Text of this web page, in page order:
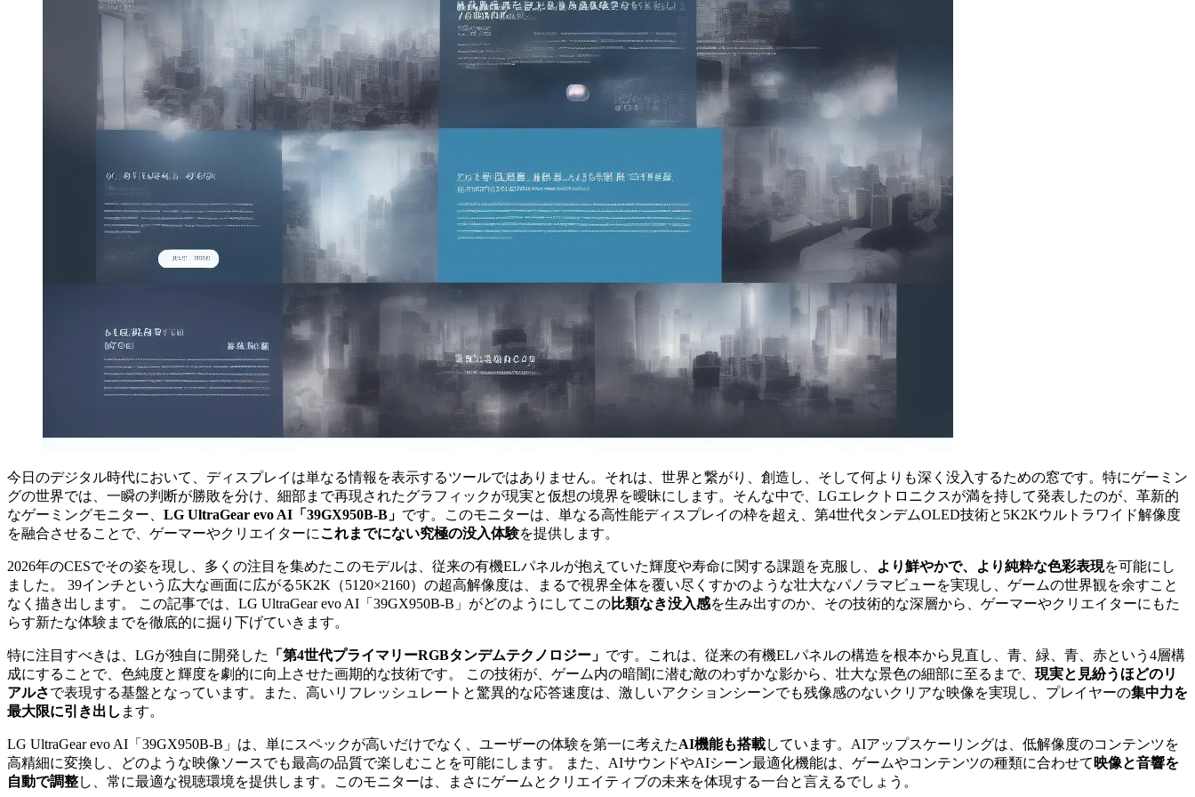
今日のデジタル時代において、ディスプレイは単なる情報を表示するツールではありません。それは、世界と繋がり、創造し、そして何よりも深く没入するための窓です。特にゲーミン
グの世界では、一瞬の判断が勝敗を分け、細部まで再現されたグラフィックが現実と仮想の境界を曖昧にします。そんな中で、LGエレクトロニクスが満を持して発表したのが、革新的
なゲーミングモニター、 LG UltraGear evo AI「39GX950B-B」 です。このモニターは、単なる高性能ディスプレイの枠を超え、第4世代タンデムOLED技術と5K2Kウルトラワイド解像度
を融合させることで、ゲーマーやクリエイターにこれまでにない究極の没入体験を提供します。
2026年のCESでその姿を現し、多くの注目を集めたこのモデルは、従来の有機ELパネルが抱えていた輝度や寿命に関する課題を克服し、 より鮮やかで、より純粋な色彩表現を可能にし
ました。 39インチという広大な画面に広がる5K2K（5120×2160）の超高解像度は、まるで視界全体を覆い尽くすかのような壮大なパノラマビューを実現し、ゲームの世界観を余すこと
なく描き出します。 この記事では、LG UltraGear evo AI「39GX950B-B」がどのようにしてこの比類なき没入感を生み出すのか、その技術的な深層から、ゲーマーやクリエイターにもた
らす新たな体験までを徹底的に掘り下げていきます。
特に注目すべきは、LGが独自に開発した 「第4世代プライマリーRGBタンデムテクノロジー」 です。これは、従来の有機ELパネルの構造を根本から見直し、青、緑、青、赤という4層構
成にすることで、色純度と輝度を劇的に向上させた画期的な技術です。 この技術が、ゲーム内の暗闇に潜む敵のわずかな影から、壮大な景色の細部に至るまで、 現実と見紛うほどのリ
アルさで表現する基盤となっています。また、高いリフレッシュレートと驚異的な応答速度は、激しいアクションシーンでも残像感のないクリアな映像を実現し、プレイヤーの集中力を
最大限に引き出し ます。
LG UltraGear evo AI「39GX950B-B」は、単にスペックが高いだけでなく、ユーザーの体験を第一に考えたAI機能も搭載しています。AIアップスケーリングは、低解像度のコンテンツを
高精細に変換し、どのような映像ソースでも最高の品質で楽しむことを可能にします。 また、AIサウンドやAIシーン最適化機能は、ゲームやコンテンツの種類に合わせて 映像と音響を
自動で調整し、常に最適な視聴環境を提供します。このモニターは、まさにゲームとクリエイティブの未来を体現する一台と言えるでしょう。